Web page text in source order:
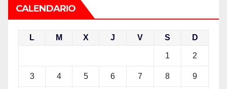
CALENDARIO
L M X J V S D
1 2
3 4 5 6 7 8 9